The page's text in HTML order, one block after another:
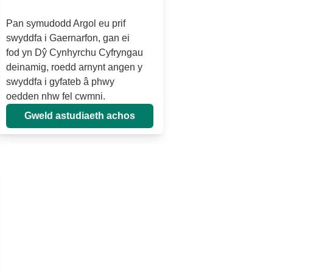
Pan symudodd Argol eu prif
swyddfa i Gaernarfon, gan ei
fod yn Dŷ Cynhyrchu Cyfryngau
deinamig, roedd arnynt angen y
swyddfa i gyfateb â phwy
oedden nhw fel cwmni.
Gweld astudiaeth achos